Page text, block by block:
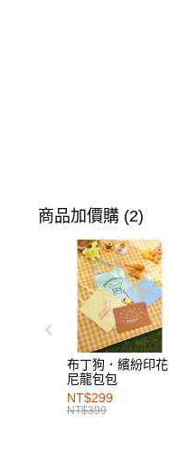
商品加價購 (2)
布丁狗．繽紛印花
尼龍包包
NT$299
NT$399